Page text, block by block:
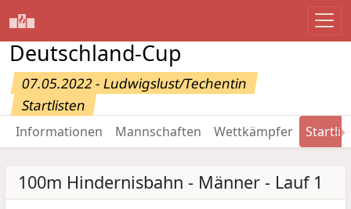
Deutschland-Cup
07.05.2022 - Ludwigslust/Techentin
Startlisten
Informationen Mannschaften Wettkämpfer →
100m Hindernisbahn - Männer - Lauf 1